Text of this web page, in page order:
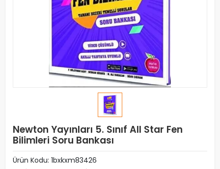
Newton Yayınları 5. Sınıf All Star Fen
Bilimleri Soru Bankası
Ürün Kodu: 1bxkxm83426